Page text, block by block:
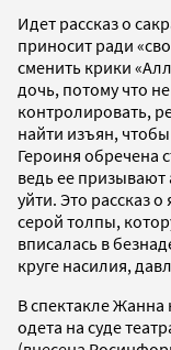
Идет рассказ о
приносит ради
сменить крики
дочь, потому что
контролировать,
найти изъян,
Героиня обречена
ведь ее призывают
уйти. Это рассказ
серой толпы,
вписалась в
круге насилия,
В спектакле Жанна
одета на суде